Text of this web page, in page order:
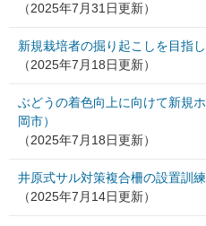
（2025年7月31日更新）
新規栽培者の掘り起こしを目指
（2025年7月18日更新）
ぶどうの着色向上に向けて新規
岡市）
（2025年7月18日更新）
井原式サル対策複合柵の設置訓
（2025年7月14日更新）